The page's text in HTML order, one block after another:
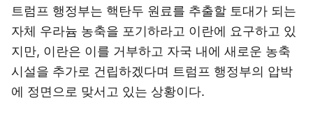
트럼프 행정부는 핵탄두 원료를 추출할 토대가 되는
자체 우라늄 농축을 포기하라고 이란에 요구하고 있
지만, 이란은 이를 거부하고 자국 내에 새로운 농축
시설을 추가로 건립하겠다며 트럼프 행정부의 압박
에 정면으로 맞서고 있는 상황이다.